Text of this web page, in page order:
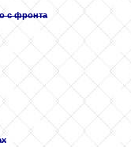
с фронта